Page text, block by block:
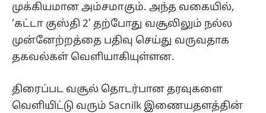
முக்கியமான அம்சமாகும். அந்த வகையில்,
‘கட்டா குஸ்தி 2’ தற்போது வசூலிலும் நல்ல
முன்னேற்றத்தை பதிவு செய்து வருவதாக
தகவல்கள் வெளியாகியுள்ளன.
திரைப்பட வசூல் தொடர்பான தரவுகளை
வெளியிட்டு வரும் Sacnilk இணையதளத்தின்